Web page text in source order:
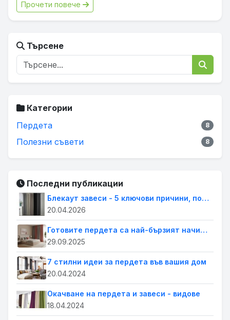
Прочети повече
Търсене
Категории
Пердета
8
Полезни съвети 8
Последни публикации
Блекаут завеси - 5 ключови причини, поради които всеки дом се нуждае от тях.
20.04.2026
Готовите пердета са най-бързият начин да освежиш дома си. Лесна промяна с голям ефект
29.09.2025
7 стилни идеи за пердета във вашия дом
20.04.2024
Окачване на пердета и завеси - видове
18.04.2024